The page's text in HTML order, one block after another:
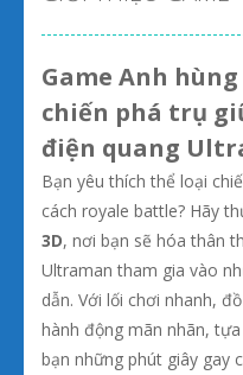
Game Anh
chiến phá trụ
điện quang
Bạn yêu thích thể loại
cách royale battle? Hãy
3D, nơi bạn sẽ hóa thân
Ultraman tham gia vào
dẫn. Với lối chơi nhanh,
hành động mãn nhãn,
bạn những phút giây gay